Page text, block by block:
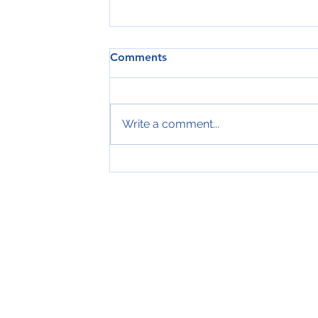
Comments
Write a comment...